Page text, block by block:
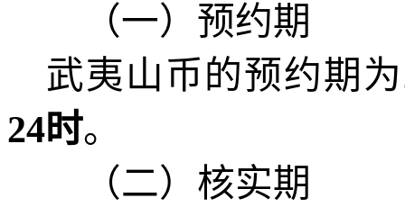
（一） 预约期
武夷山币 的预约期为
24时。
（二）核实期